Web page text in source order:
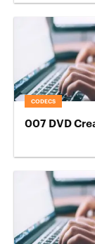
CODECS
007 DVD